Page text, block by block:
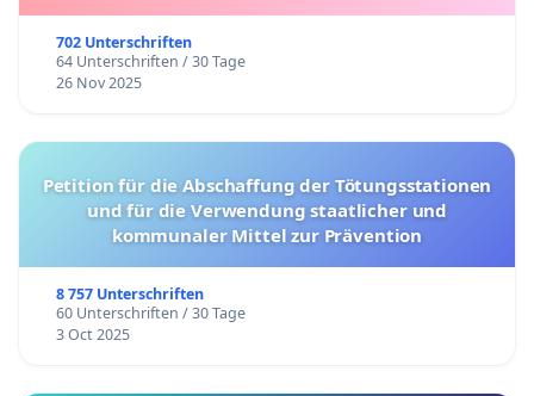
702 Unterschriften
64 Unterschriften / 30 Tage
26 Nov 2025
Petition für die Abschaffung der Tötungsstationen
und für die Verwendung staatlicher und
kommunaler Mittel zur Prävention
8 757 Unterschriften
60 Unterschriften / 30 Tage
3 Oct 2025